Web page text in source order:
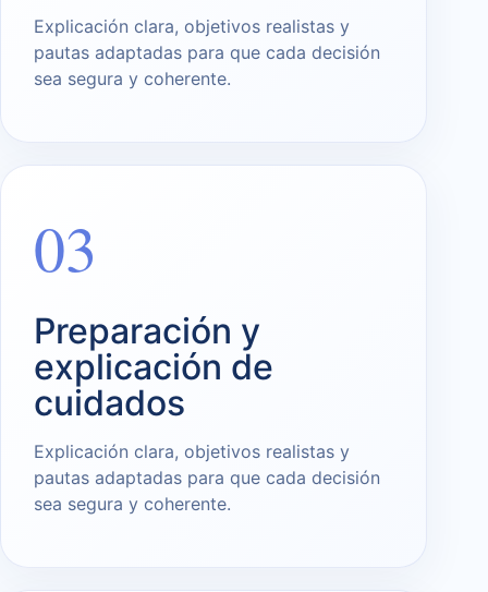
Explicación clara, objetivos realistas y
pautas adaptadas para que cada decisión
sea segura y coherente.
03
Preparación y
explicación de
cuidados
Explicación clara, objetivos realistas y
pautas adaptadas para que cada decisión
sea segura y coherente.